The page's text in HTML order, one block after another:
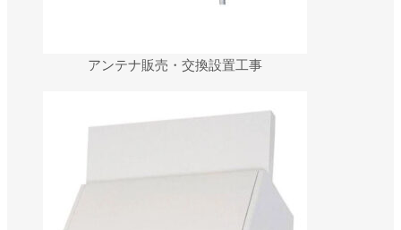
アンテナ販売・交換設置工事